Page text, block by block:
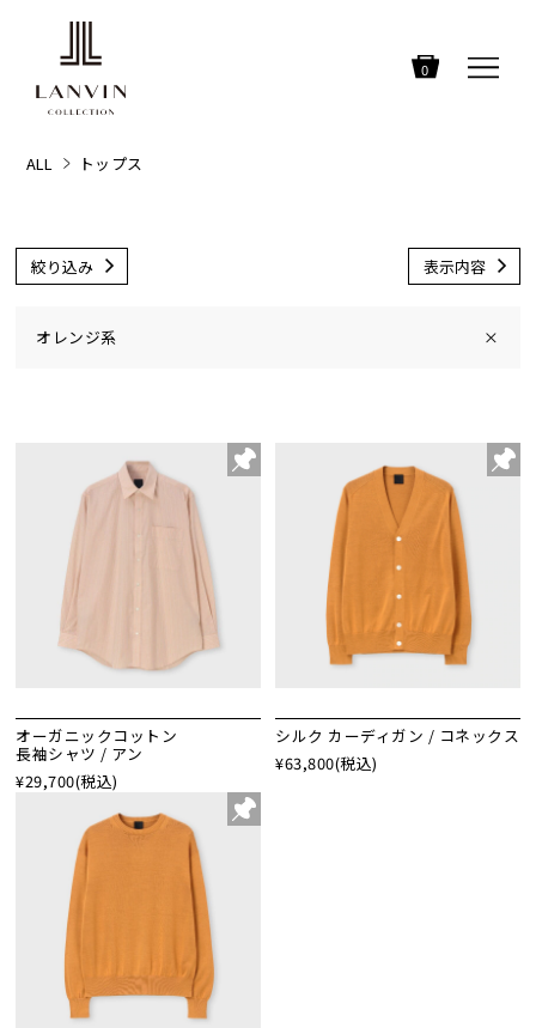
0
ALL トップス
絞り込み 表示内容
オレンジ系 ×
オーガニックコットン
長袖シャツ / アン
¥29,700(税込)
シルク カーディガン / コネックス
¥63,800(税込)